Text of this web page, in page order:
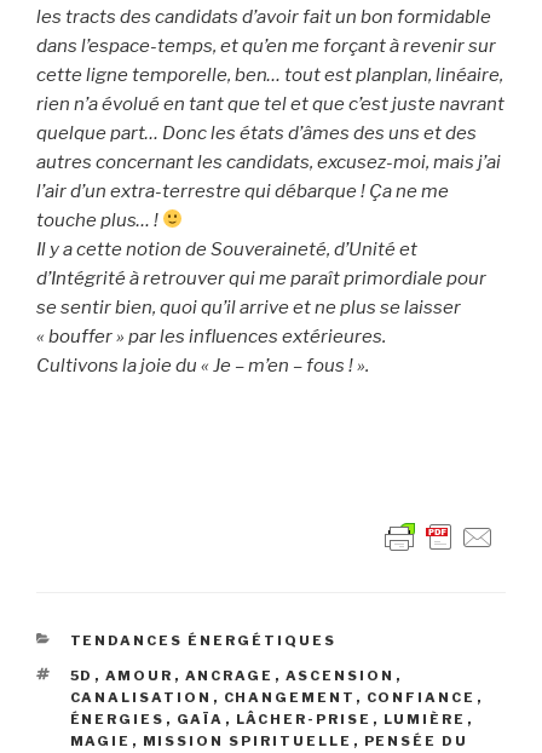
les tracts des candidats d’avoir fait un bon formidable
dans l’espace-temps, et qu’en me forçant à revenir sur
cette ligne temporelle, ben… tout est planplan, linéaire,
rien n’a évolué en tant que tel et que c’est juste navrant
quelque part… Donc les états d’âmes des uns et des
autres concernant les candidats, excusez-moi, mais j’ai
l’air d’un extra-terrestre qui débarque ! Ça ne me
touche plus… !
Il y a cette notion de Souveraineté, d’Unité et
d’Intégrité à retrouver qui me paraît primordiale pour
se sentir bien, quoi qu’il arrive et ne plus se laisser
« bouffer » par les influences extérieures.
Cultivons la joie du « Je – m’en – fous ! ».
CATÉGORIES
TENDANCES ÉNERGÉTIQUES
ÉTIQUETTES
5D , AMOUR , ANCRAGE , ASCENSION ,
CANALISATION , CHANGEMENT , CONFIANCE ,
ÉNERGIES , GAÏA , LÂCHER-PRISE , LUMIÈRE ,
MAGIE , MISSION SPIRITUELLE , PENSÉE DU